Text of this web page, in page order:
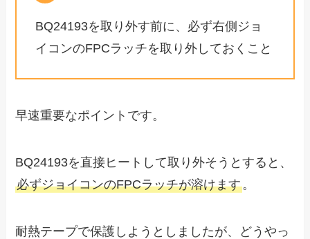
BQ24193を取り外す前に、必ず右側ジョ
イコンのFPCラッチを取り外しておくこと
早速重要なポイントです。
BQ24193を直接ヒートして取り外そうとすると、
必ずジョイコンのFPCラッチが溶けます。
耐熱テープで保護しようとしましたが、どうやっ